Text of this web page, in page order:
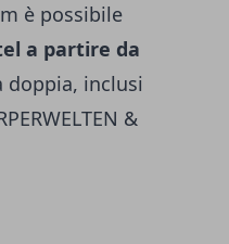
è possibile
a partire da
doppia, inclusi
&